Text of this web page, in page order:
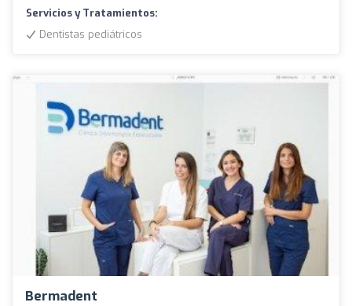
Servicios y Tratamientos:
Dentistas pediátricos
Bermadent